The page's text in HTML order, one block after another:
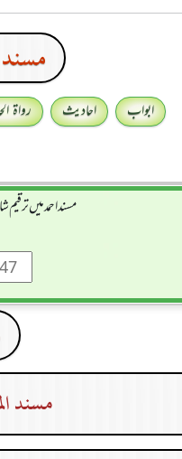
ابواب احادیث رواۃ
مسند احمد میں
مسند